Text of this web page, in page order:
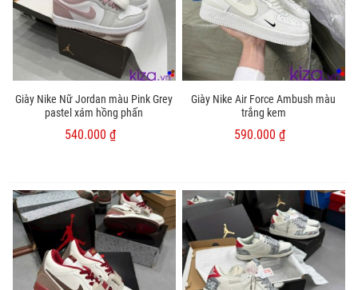
Giày Nike Nữ Jordan màu Pink Grey
pastel xám hồng phấn
540.000 ₫
Giày Nike Air Force Ambush màu
trắng kem
590.000 ₫